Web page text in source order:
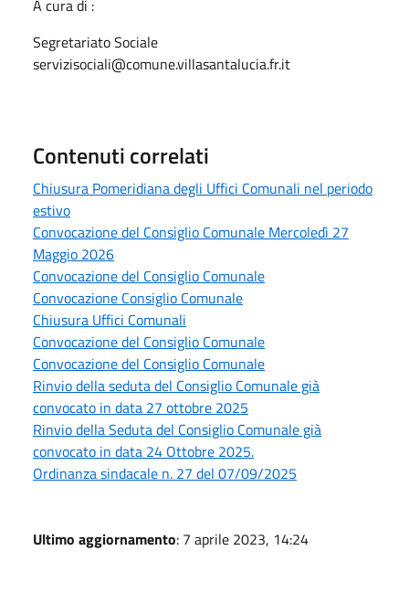
A cura di :
Segretariato Sociale
servizisociali@comune.villasantalucia.fr.it
Contenuti correlati
Chiusura Pomeridiana degli Uffici Comunali nel periodo
estivo
Convocazione del Consiglio Comunale Mercoledì 27
Maggio 2026
Convocazione del Consiglio Comunale
Convocazione Consiglio Comunale
Chiusura Uffici Comunali
Convocazione del Consiglio Comunale
Convocazione del Consiglio Comunale
Rinvio della seduta del Consiglio Comunale già
convocato in data 27 ottobre 2025
Rinvio della Seduta del Consiglio Comunale già
convocato in data 24 Ottobre 2025.
Ordinanza sindacale n. 27 del 07/09/2025
Ultimo aggiornamento: 7 aprile 2023, 14:24